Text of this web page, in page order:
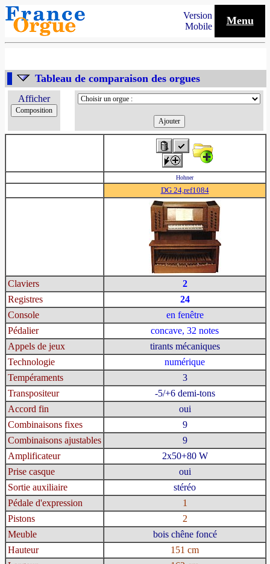
Version
Mobile
Menu
Tableau de comparaison des orgues
Afficher
Hohner
DG 24,ref1084
Claviers
2
Registres
24
Console
en fenêtre
Pédalier
concave, 32 notes
Appels de jeux
tirants mécaniques
Technologie
numérique
Tempéraments
3
Transpositeur
-5/+6 demi-tons
Accord fin
oui
Combinaisons fixes
9
Combinaisons ajustables
9
Amplificateur
2x50+80 W
Prise casque
oui
Sortie auxiliaire
stéréo
Pédale d'expression
1
Pistons
2
Meuble
bois chêne foncé
Hauteur
151 cm